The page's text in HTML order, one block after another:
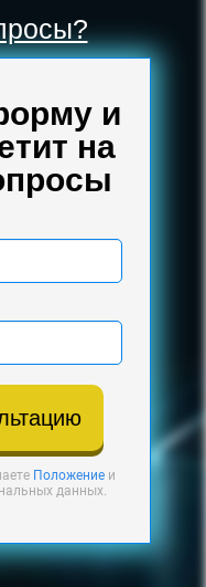
и
на
Положение и
данных.